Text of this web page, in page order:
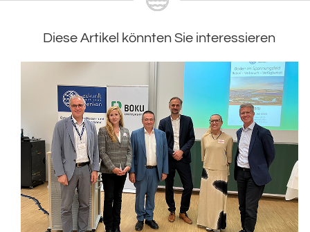
Diese Artikel könnten Sie interessieren